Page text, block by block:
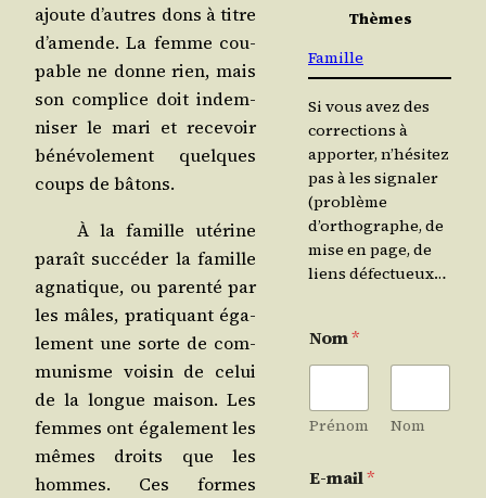
ajoute d’autres dons à titre
d’a­mende. La femme cou­
pable ne donne rien, mais
son com­plice doit indem­
ni­ser le mari et rece­voir
béné­vo­le­ment quelques
coups de bâtons.
À la famille uté­rine
paraît suc­cé­der la famille
agna­tique, ou paren­té par
les mâles, pra­ti­quant éga­
le­ment une sorte de com­
mu­nisme voi­sin de celui
de la longue mai­son. Les
femmes ont éga­le­ment les
mêmes droits que les
hommes. Ces formes
Thèmes
Famille
Si vous avez des
corrections à
apporter, n’hésitez
pas à les signaler
(problème
d’orthographe, de
mise en page, de
liens défectueux…
Nom*
Prénom Nom
E-mail*